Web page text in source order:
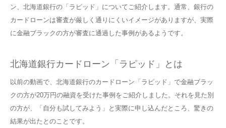
ン、北海道銀行の「ラピッド」についてご紹介します。通常、銀行の
カードローンは審査が厳しく通りにくいイメージがありますが、実際
に金融ブラックの方が審査に通過した事例があるようです。
北海道銀行カードローン「ラピッド」とは
以前の動画で、北海道銀行のカードローン「ラピッド」で金融ブラッ
クの方が20万円の融資を受けた事例をご紹介しました。それを見た別
の方が、「自分も試してみよう」と実際に申し込んだところ、驚きの
結果が出たとのことです。